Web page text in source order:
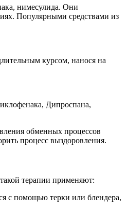
нимесулида. Они
Популярными средствами из
курсом, нанося на
Дипроспана,
обменных процессов
процесс выздоровления.
терапии применяют:
с помощью терки или блендера,